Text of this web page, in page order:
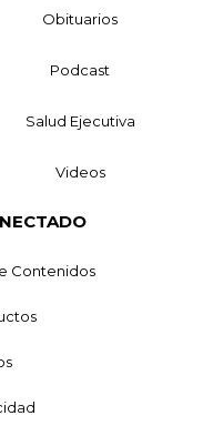
Obituarios
Podcast
Salud Ejecutiva
Videos
Contenidos